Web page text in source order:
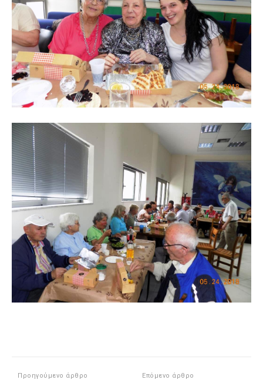
Προηγούμενο άρθρο Επόμενο άρθρο